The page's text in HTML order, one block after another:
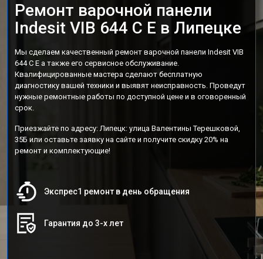
Ремонт варочной панели
Indesit VIB 644 C E в Липецке
Мы сделаем качественный ремонт варочной панели Indesit VIB
644 C E а также его сервисное обслуживание.
Квалифицированные мастера сделают бесплатную
диагностику вашей техники и выявят неисправность. Проведут
нужные ремонтные работы по доступной цене и в оговоренный
срок.
Приезжайте по адресу: Липецк: улица Валентины Терешковой,
35Б или оставьте заявку на сайте и получите скидку 20% на
ремонт и комплектующие!
Экспрес1 ремонт в день обращения
Гарантия до 3-х лет